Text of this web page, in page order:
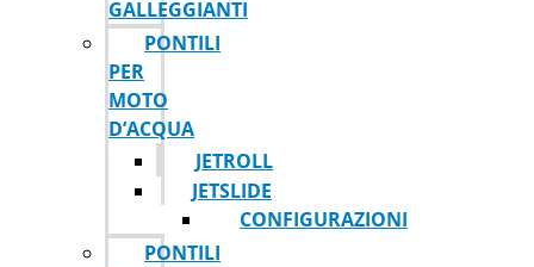
GALLEGGIANTI
PONTILI
PER
MOTO
D’ACQUA
JETROLL
JETSLIDE
CONFIGURAZIONI
PONTILI